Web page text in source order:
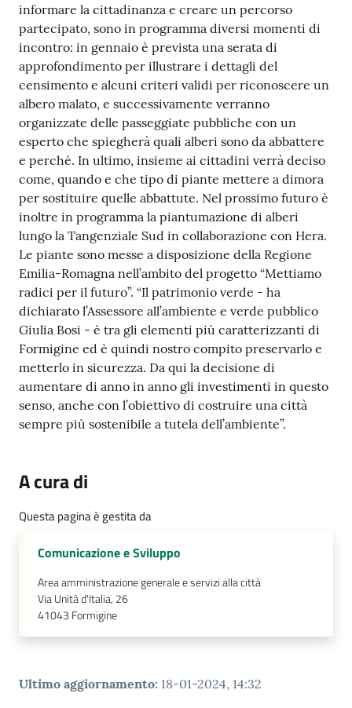
informare la cittadinanza e creare un percorso
partecipato, sono in programma diversi momenti di
incontro: in gennaio è prevista una serata di
approfondimento per illustrare i dettagli del
censimento e alcuni criteri validi per riconoscere un
albero malato, e successivamente verranno
organizzate delle passeggiate pubbliche con un
esperto che spiegherà quali alberi sono da abbattere
e perché. In ultimo, insieme ai cittadini verrà deciso
come, quando e che tipo di piante mettere a dimora
per sostituire quelle abbattute. Nel prossimo futuro è
inoltre in programma la piantumazione di alberi
lungo la Tangenziale Sud in collaborazione con Hera.
Le piante sono messe a disposizione della Regione
Emilia-Romagna nell’ambito del progetto “Mettiamo
radici per il futuro”. “Il patrimonio verde - ha
dichiarato l’Assessore all’ambiente e verde pubblico
Giulia Bosi - è tra gli elementi più caratterizzanti di
Formigine ed è quindi nostro compito preservarlo e
metterlo in sicurezza. Da qui la decisione di
aumentare di anno in anno gli investimenti in questo
senso, anche con l’obiettivo di costruire una città
sempre più sostenibile a tutela dell’ambiente”.
A cura di
Questa pagina è gestita da
Comunicazione e Sviluppo
Area amministrazione generale e servizi alla città
Via Unità d'Italia, 26
41043 Formigine
Ultimo aggiornamento: 18-01-2024, 14:32